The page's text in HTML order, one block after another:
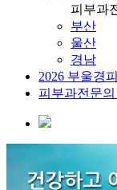
피부과
부산
울산
경남
2026 부울경
피부과전문